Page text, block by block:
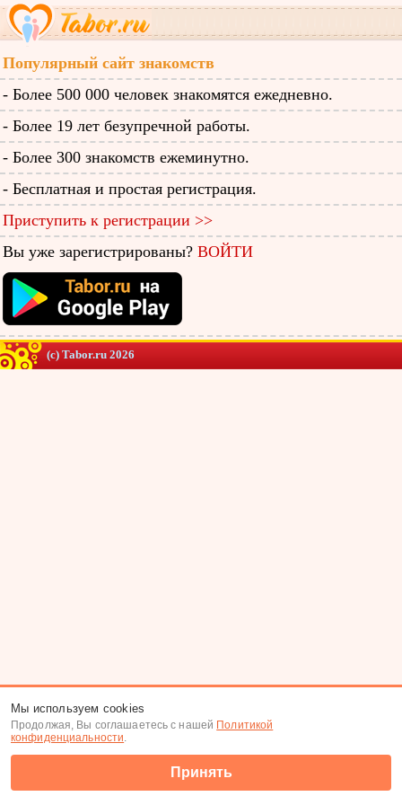
Популярный сайт знакомств
- Более 500 000 человек знакомятся ежедневно.
- Более 19 лет безупречной работы.
- Более 300 знакомств ежеминутно.
- Бесплатная и простая регистрация.
Приступить к регистрации >>
Вы уже зарегистрированы? ВОЙТИ
(c) Tabor.ru 2026
Мы используем cookies
Продолжая, Вы соглашаетесь с нашей Политикой
конфиденциальности.
Принять